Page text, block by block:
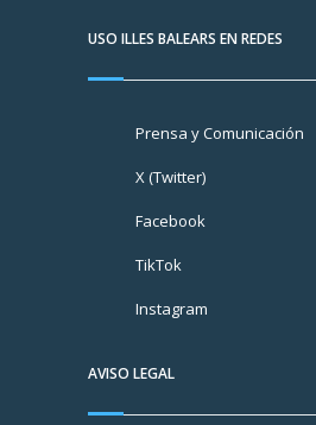
USO ILLES BALEARS EN REDES
Prensa y Comunicación
X (Twitter)
Facebook
TikTok
Instagram
AVISO LEGAL